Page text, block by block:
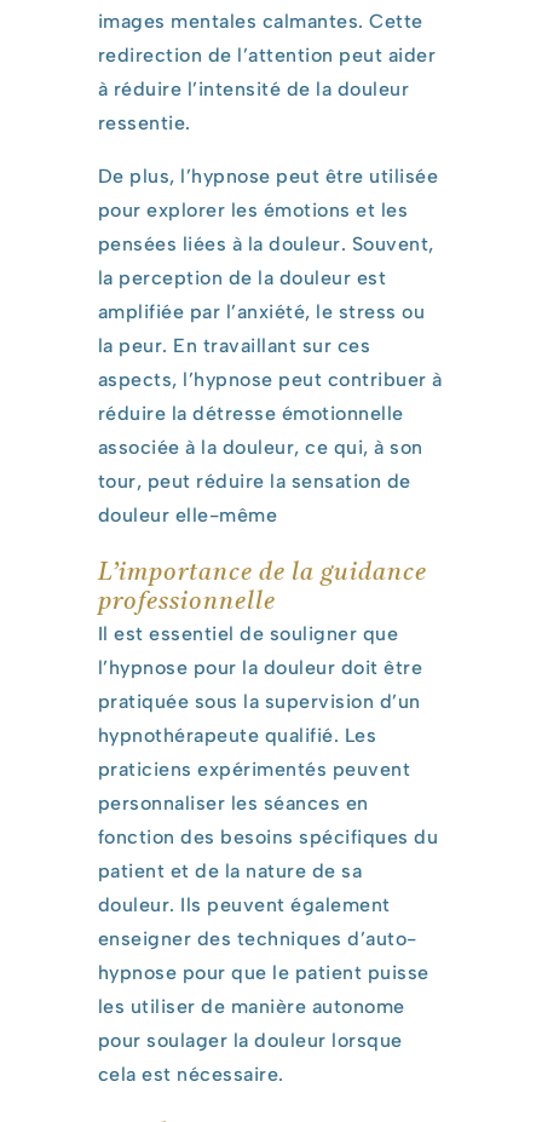
images mentales calmantes. Cette
redirection de l’attention peut aider
à réduire l’intensité de la douleur
ressentie.
De plus, l’hypnose peut être utilisée
pour explorer les émotions et les
pensées liées à la douleur. Souvent,
la perception de la douleur est
amplifiée par l’anxiété, le stress ou
la peur. En travaillant sur ces
aspects, l’hypnose peut contribuer à
réduire la détresse émotionnelle
associée à la douleur, ce qui, à son
tour, peut réduire la sensation de
douleur elle-même
L’importance de la guidance
professionnelle
Il est essentiel de souligner que
l’hypnose pour la douleur doit être
pratiquée sous la supervision d’un
hypnothérapeute qualifié. Les
praticiens expérimentés peuvent
personnaliser les séances en
fonction des besoins spécifiques du
patient et de la nature de sa
douleur. Ils peuvent également
enseigner des techniques d’auto-
hypnose pour que le patient puisse
les utiliser de manière autonome
pour soulager la douleur lorsque
cela est nécessaire.